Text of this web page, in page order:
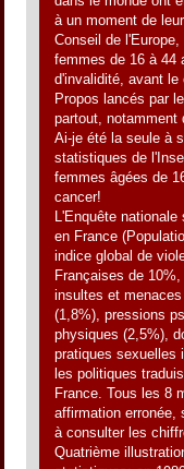
à un moment de
Conseil de
femmes de 16 à 44
d'invalidité, avant
Propos lancés par
partout, notamment
Ai-je été la seule à
statistiques de
femmes âgées de
cancer!
L'Enquête
en France
indice global de
Françaises de
insultes et
(1,8%), pressions
physiques (2,5%),
pratiques sexuelles
les politiques
France. Tous les 8
affirmation erronée,
à consulter les
Quatrième